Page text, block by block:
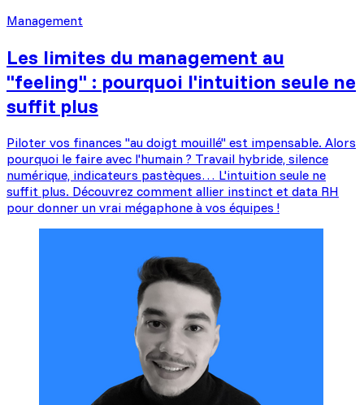
Management
Les limites du management au
"feeling" : pourquoi l'intuition seule ne
suffit plus
Piloter vos finances "au doigt mouillé" est impensable. Alors
pourquoi le faire avec l'humain ? Travail hybride, silence
numérique, indicateurs pastèques… L'intuition seule ne
suffit plus. Découvrez comment allier instinct et data RH
pour donner un vrai mégaphone à vos équipes !